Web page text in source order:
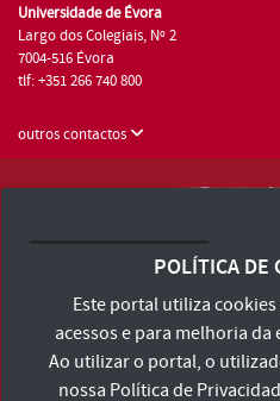
Universidade de Évora
Largo dos Colegiais, Nº 2
7004-516 Évora
tlf: +351 266 740 800
outros contactos
Consulte os Termos e
Declaração de
POLÍTICA DE
Este portal utiliza
acessos e para melhoria
Ao utilizar o portal, o
nossa Política de